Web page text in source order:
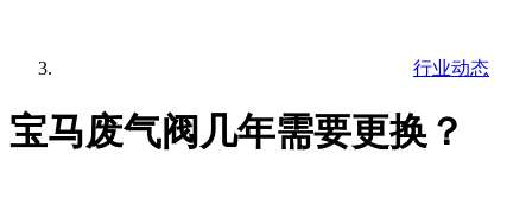
行业动态
宝马废气阀几年需要更换？